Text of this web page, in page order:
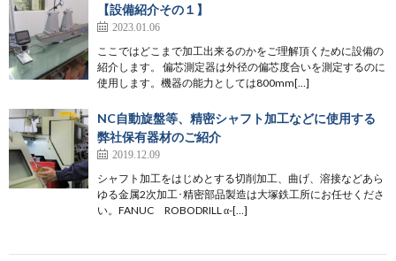
【設備紹介その１】
2023.01.06
ここではどこまで加工出来るのかをご理解頂くために設備の
紹介します。 偏芯測定器は外径の偏芯度合いを測定するのに
使用します。機器の能力としては800mm[…]
NC自動旋盤等、精密シャフト加工などに使用する
弊社保有器材のご紹介
2019.12.09
シャフト加工をはじめとする切削加工、曲げ、溶接などあら
ゆる金属2次加工･精密部品製造は大塚鉄工所にお任せくださ
い。FANUC ROBODRILL α-[…]